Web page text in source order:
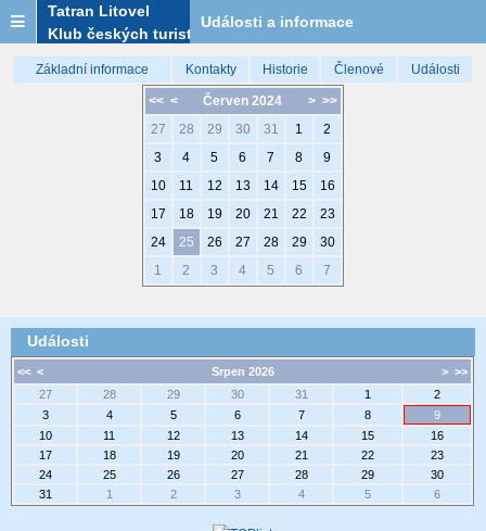
Tatran Litovel
Klub českých turistů
Události a informace
Základní informace Kontakty Historie Členové Události
<< < > >>
Červen 2024
27
28 29 30 31 1
2
3
4 5 6 7 8
9
10
11 12 13 14 15
16
17
18 19 20 21 22
23
24
25 26 27 28 29
30
1
2 3 4 5 6 7
Události
<< < > >>
Srpen 2026
27
28 29 30 31 1
2
3
4 5 6 7 8
9
10
11 12 13 14 15
16
17
18 19 20 21 22
23
24
25 26 27 28 29
30
31
1 2 3 4 5 6